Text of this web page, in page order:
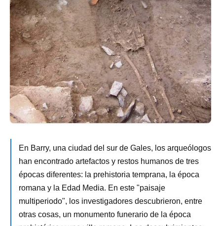
En Barry, una ciudad del sur de Gales, los arqueólogos
han encontrado artefactos y restos humanos de tres
épocas diferentes: la prehistoria temprana, la época
romana y la Edad Media. En este "paisaje
multiperiodo", los investigadores descubrieron, entre
otras cosas, un monumento funerario de la época